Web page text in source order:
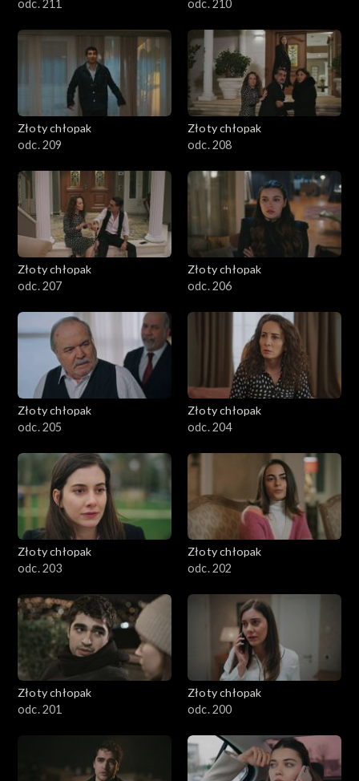
odc. 211
odc. 210
Złoty chłopak
odc. 209
Złoty chłopak
odc. 208
Złoty chłopak
odc. 207
Złoty chłopak
odc. 206
Złoty chłopak
odc. 205
Złoty chłopak
odc. 204
Złoty chłopak
odc. 203
Złoty chłopak
odc. 202
Złoty chłopak
odc. 201
Złoty chłopak
odc. 200